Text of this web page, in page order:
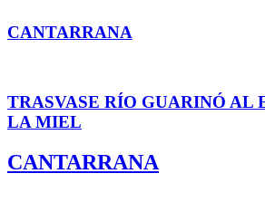
CANTARRANA
TRASVASE RÍO GUARINÓ AL
LA MIEL
CANTARRANA